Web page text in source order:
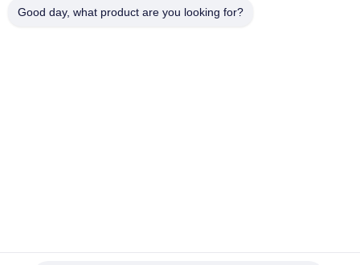
tensioner τροχαλία
Good day, what product are you looking for?